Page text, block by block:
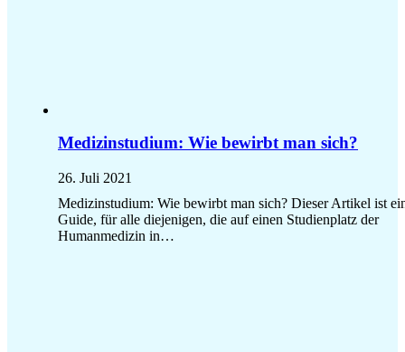
Medizinstudium: Wie bewirbt man sich?
26. Juli 2021
Medizinstudium: Wie bewirbt man sich? Dieser Artikel ist
Guide, für alle diejenigen, die auf einen Studienplatz der
Humanmedizin in…